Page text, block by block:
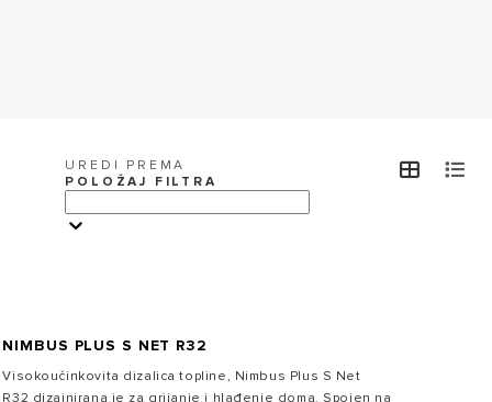
POSJETITE
Zašto odabrati Ariston grijalicu vode?
UREDI PREMA
POLOŽAJ FILTRA
NIMBUS PLUS S NET R32
Visokoučinkovita dizalica topline, Nimbus Plus S Net
R32 dizajnirana je za grijanje i hlađenje doma. Spojen na